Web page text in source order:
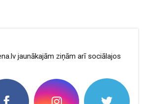
jaunākajām ziņām arī sociālajos